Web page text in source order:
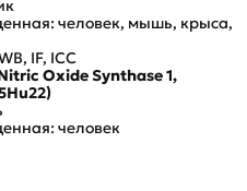
человек, мышь, крыса,
IF, ICC
Oxide Synthase 1,
человек